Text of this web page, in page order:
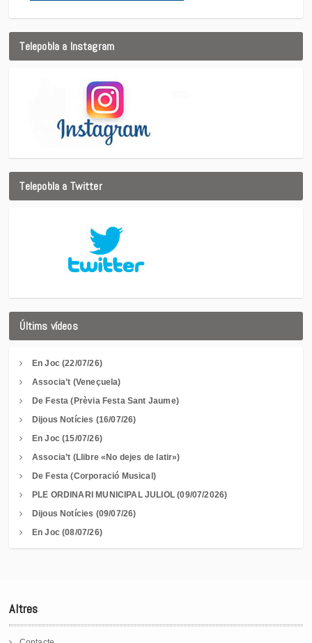
Telepobla a Instagram
Telepobla a Twitter
Últims vídeos
En Joc (22/07/26)
Associa’t (Veneçuela)
De Festa (Prèvia Festa Sant Jaume)
Dijous Notícies (16/07/26)
En Joc (15/07/26)
Associa’t (Llibre «No dejes de latir»)
De Festa (Corporació Musical)
PLE ORDINARI MUNICIPAL JULIOL (09/07/2026)
Dijous Notícies (09/07/26)
En Joc (08/07/26)
Altres